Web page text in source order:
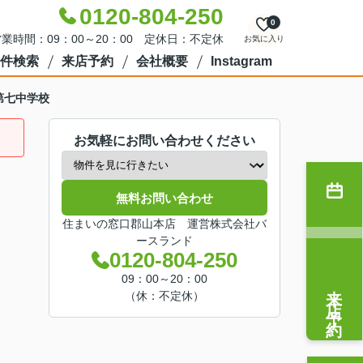
0120-804-250
時間：09：00～20：00 定休日：不定休 お気に入り
0
検索 来店予約 会社概要 Instagram
中学校
お気軽にお問い合わせください
無料お問い合わせ
住まいの窓口郡山本店 運営株式会社バ
ースランド
0120-804-250
09：00～20：00
（休：不定休）
来店予約